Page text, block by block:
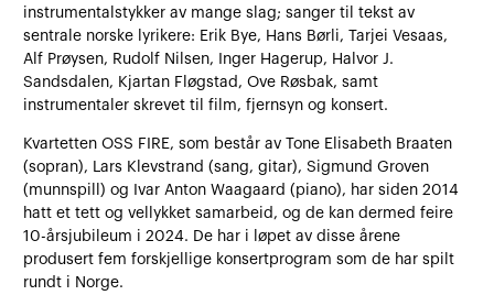
instrumentalstykker av mange slag; sanger til tekst av
sentrale norske lyrikere: Erik Bye, Hans Børli, Tarjei Vesaas,
Alf Prøysen, Rudolf Nilsen, Inger Hagerup, Halvor J.
Sandsdalen, Kjartan Fløgstad, Ove Røsbak, samt
instrumentaler skrevet til film, fjernsyn og konsert.
Kvartetten OSS FIRE, som består av Tone Elisabeth Braaten
(sopran), Lars Klevstrand (sang, gitar), Sigmund Groven
(munnspill) og Ivar Anton Waagaard (piano), har siden 2014
hatt et tett og vellykket samarbeid, og de kan dermed feire
10-årsjubileum i 2024. De har i løpet av disse årene
produsert fem forskjellige konsertprogram som de har spilt
rundt i Norge.